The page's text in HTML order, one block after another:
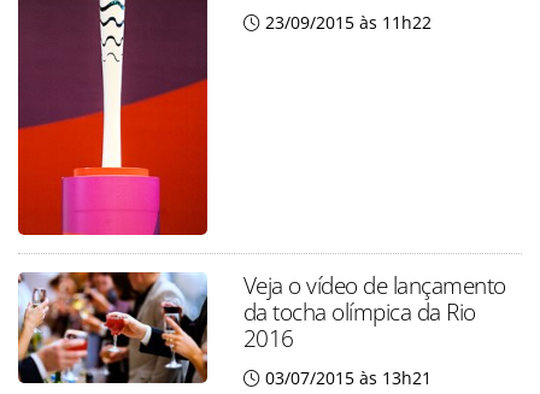
23/09/2015 às 11h22
Veja o vídeo de lançamento
da tocha olímpica da Rio
2016
03/07/2015 às 13h21